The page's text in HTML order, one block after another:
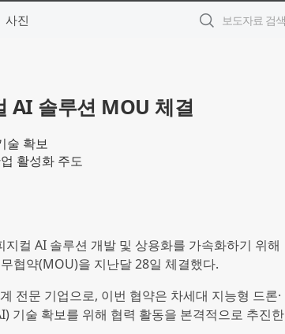
사진
AI 솔루션 MOU 체결
술 확보
활성화 주도
컬 AI 솔루션 개발 및 상용화를 가속화하기 위해
협약(MOU)을 지난달 28일 체결했다.
전문 기업으로, 이번 협약은 차세대 지능형 드론·
기술 확보를 위해 협력 활동을 본격적으로 추진한